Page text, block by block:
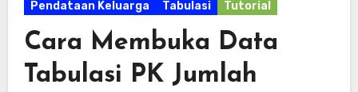
Pendataan Keluarga
Tabulasi Tutorial
Cara Membuka Data
Tabulasi PK Jumlah